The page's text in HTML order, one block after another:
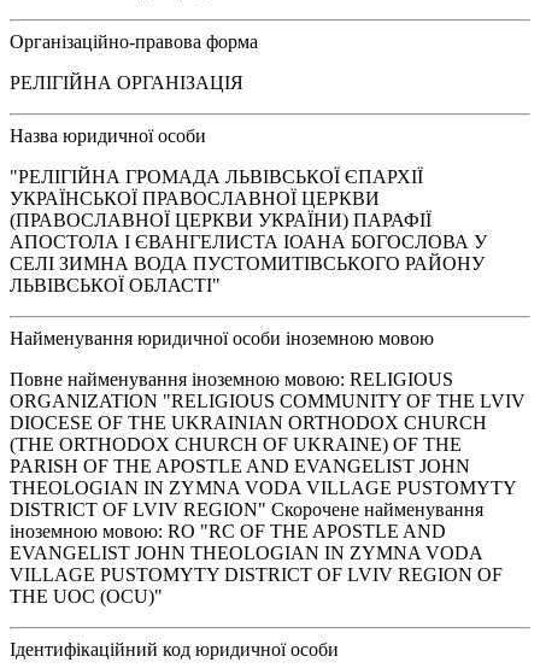
Організаційно-правова форма
РЕЛІГІЙНА ОРГАНІЗАЦІЯ
Назва юридичної особи
"РЕЛІГІЙНА ГРОМАДА ЛЬВІВСЬКОЇ ЄПАРХІЇ
УКРАЇНСЬКОЇ ПРАВОСЛАВНОЇ ЦЕРКВИ
(ПРАВОСЛАВНОЇ ЦЕРКВИ УКРАЇНИ) ПАРАФІЇ
АПОСТОЛА І ЄВАНГЕЛИСТА ІОАНА БОГОСЛОВА У
СЕЛІ ЗИМНА ВОДА ПУСТОМИТІВСЬКОГО РАЙОНУ
ЛЬВІВСЬКОЇ ОБЛАСТІ"
Найменування юридичної особи іноземною мовою
Повне найменування іноземною мовою: RELIGIOUS
ORGANIZATION "RELIGIOUS COMMUNITY OF THE LVIV
DIOCESE OF THE UKRAINIAN ORTHODOX CHURCH
(THE ORTHODOX CHURCH OF UKRAINE) OF THE
PARISH OF THE APOSTLE AND EVANGELIST JOHN
THEOLOGIAN IN ZYMNA VODA VILLAGE PUSTOMYTY
DISTRICT OF LVIV REGION" Скорочене найменування
іноземною мовою: RO "RC OF THE APOSTLE AND
EVANGELIST JOHN THEOLOGIAN IN ZYMNA VODA
VILLAGE PUSTOMYTY DISTRICT OF LVIV REGION OF
THE UOC (OCU)"
Ідентифікаційний код юридичної особи